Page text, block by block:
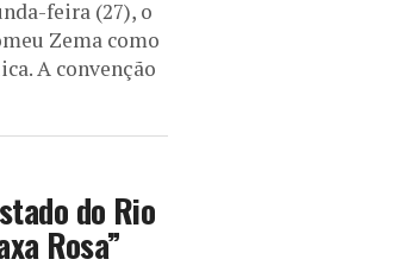
feira (27), o
Zema como
A convenção
do Rio
Rosa”